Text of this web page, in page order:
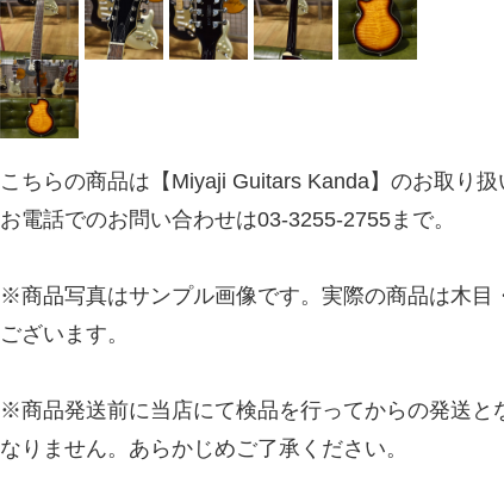
こちらの商品は【Miyaji Guitars Kanda】のお取り扱
お電話でのお問い合わせは03-3255-2755まで。
※商品写真はサンプル画像です。実際の商品は木目
ございます。
※商品発送前に当店にて検品を行ってからの発送と
なりません。あらかじめご了承ください。